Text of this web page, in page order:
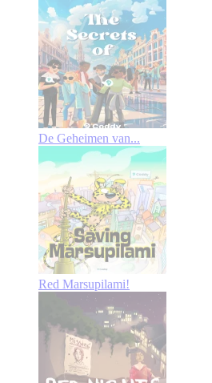
De Geheimen van...
Red Marsupilami!